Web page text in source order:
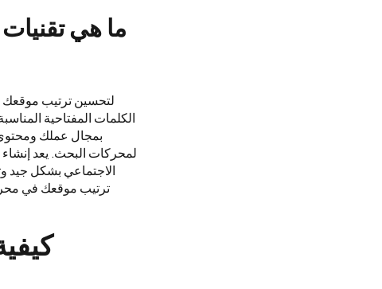
ما هي
لتحسين ترتيب موقعك
الكلمات المفتاحية
لمحركات البحث. يعد
الاجتماعي بشكل جيد
ترتيب موقعك في